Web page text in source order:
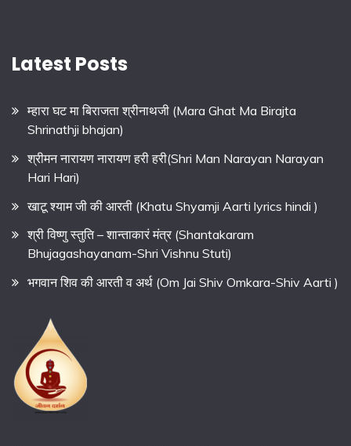
Latest Posts
म्हारा घट मा बिराजता श्रीनाथजी (Mara Ghat Ma Birajta
Shrinathji bhajan)
श्रीमन नारायण नारायण हरी हरी(Shri Man Narayan Narayan
Hari Hari)
खाटू श्याम जी की आरती (Khatu Shyamji Aarti lyrics hindi )
श्री विष्णु स्तुति – शान्ताकारं मंत्र (Shantakaram
Bhujagashayanam-Shri Vishnu Stuti)
भगवान शिव की आरती व अर्थ (Om Jai Shiv Omkara-Shiv Aarti )